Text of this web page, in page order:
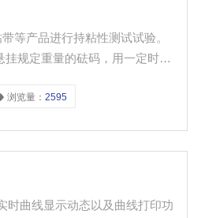
等产品进行持粘性测试试验。
规定重量的砝码，用一定时间
浏览量：2595
时曲线显示动态以及曲线打印功